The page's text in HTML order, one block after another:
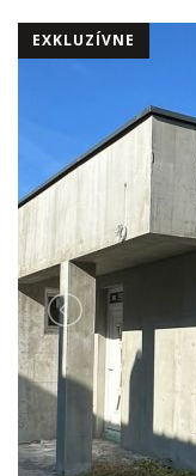
EXKLUZÍVNE